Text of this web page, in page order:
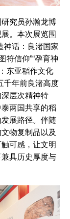
究员孙瀚龙博
。本次展览围
神话：良渚国家
符信仰”“孕育神
东亚稻作文化
千年前良渚高度
层次精神特
两国共享的稻
展路径。伴随
物复制品以及
可感，让文明
具历史厚度与